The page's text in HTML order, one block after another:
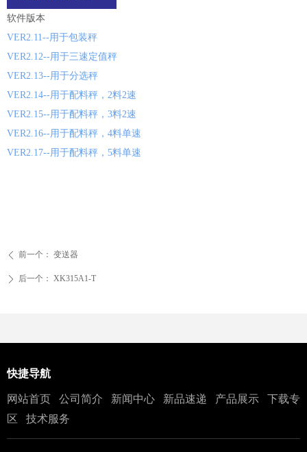
软件版本
VER2.11--用于包装秤
VER2.12--用于三速定值秤
VER2.13--用于分选秤
VER2.14--用于配料秤，2料2速
VER2.15--用于配料秤，3料2速
VER2.16--用于配料秤，4料单速
VER2.17--用于配料秤，5料单速
ꄴ 前一个： 变送器
ꄲ 后一个： XK315A1-T
快捷导航
网站首页 公司简介 新闻中心 新品速递 产品展示
下载专
区
技术服务